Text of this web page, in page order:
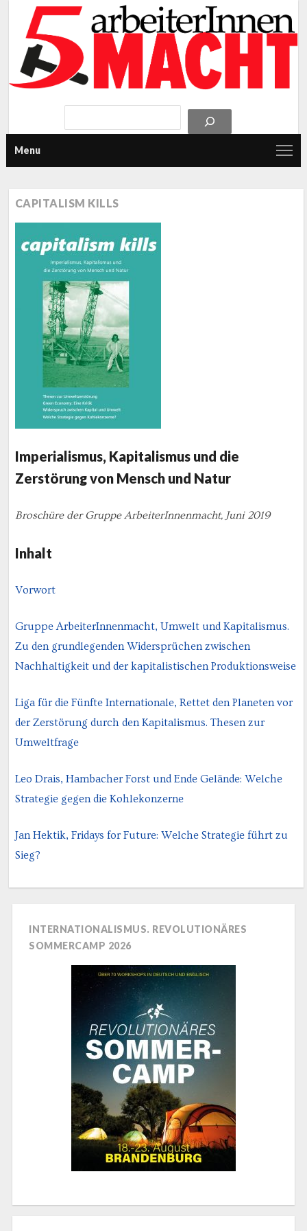
Menu
CAPITALISM KILLS
Imperialismus, Kapitalismus und die
Zerstörung von Mensch und Natur
Broschüre der Gruppe ArbeiterInnenmacht, Juni 2019
Inhalt
Vorwort
Gruppe ArbeiterInnenmacht, Umwelt und Kapitalismus.
Zu den grundlegenden Widersprüchen zwischen
Nachhaltigkeit und der kapitalistischen Produktionsweise
Liga für die Fünfte Internationale, Rettet den Planeten vor
der Zerstörung durch den Kapitalismus. Thesen zur
Umweltfrage
Leo Drais, Hambacher Forst und Ende Gelände: Welche
Strategie gegen die Kohlekonzerne
Jan Hektik, Fridays for Future: Welche Strategie führt zu
Sieg?
INTERNATIONALISMUS. REVOLUTIONÄRES
SOMMERCAMP 2026